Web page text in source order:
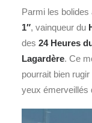
Parmi les
1″, vainqueur du
des 24 Heures
Lagardère. Ce
pourrait bien
yeux émerveillés